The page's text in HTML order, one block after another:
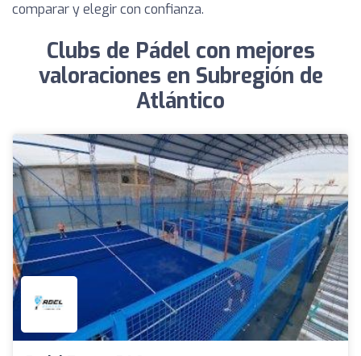
comparar y elegir con confianza.
Clubs de Pádel con mejores
valoraciones en Subregión de
Atlántico